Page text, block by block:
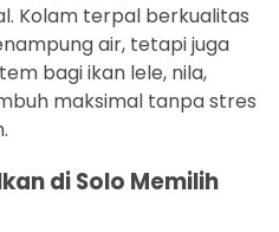
Kolam terpal berkualitas
air, tetapi juga
bagi ikan lele, nila,
maksimal tanpa stres
di Solo Memilih